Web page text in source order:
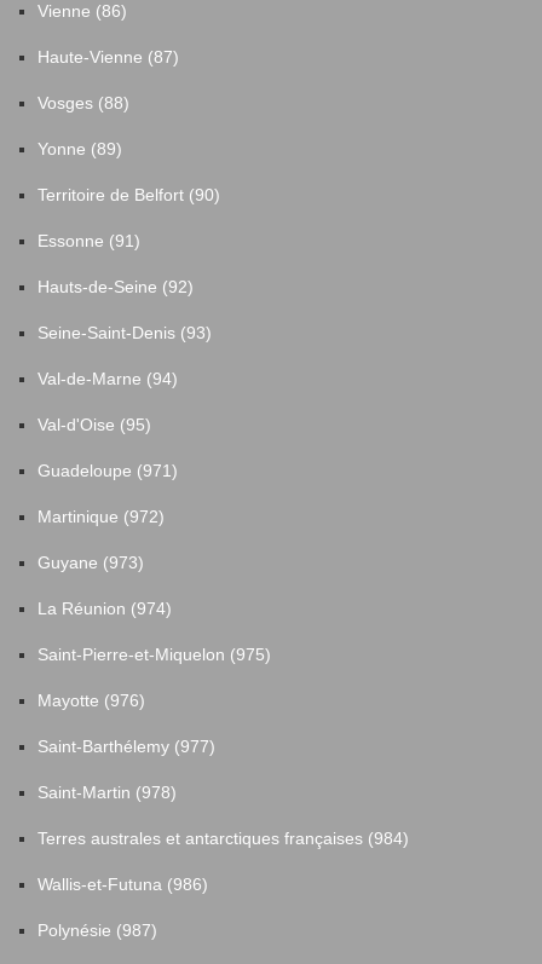
Vienne (86)
Haute-Vienne (87)
Vosges (88)
Yonne (89)
Territoire de Belfort (90)
Essonne (91)
Hauts-de-Seine (92)
Seine-Saint-Denis (93)
Val-de-Marne (94)
Val-d'Oise (95)
Guadeloupe (971)
Martinique (972)
Guyane (973)
La Réunion (974)
Saint-Pierre-et-Miquelon (975)
Mayotte (976)
Saint-Barthélemy (977)
Saint-Martin (978)
Terres australes et antarctiques françaises (984)
Wallis-et-Futuna (986)
Polynésie (987)